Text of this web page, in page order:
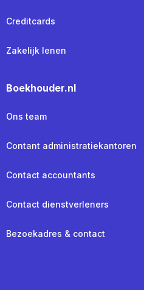
Creditcards
Zakelijk lenen
Boekhouder.nl
Ons team
Contant administratiekantoren
Contact accountants
Contact dienstverleners
Bezoekadres & contact